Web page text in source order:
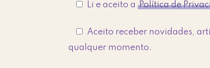
Li e aceito aPolítica de
Aceito receber novidades,
qualquer momento.